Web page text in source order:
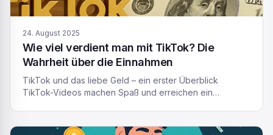
24. August 2025
Wie viel verdient man mit TikTok? Die
Wahrheit über die Einnahmen
TikTok und das liebe Geld – ein erster Überblick
TikTok-Videos machen Spaß und erreichen ein
angehende Creator. Vielleicht hast auch du schon